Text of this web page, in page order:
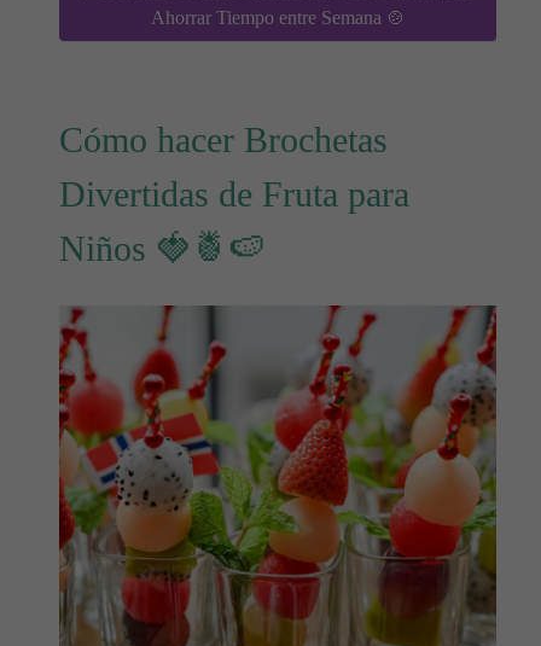
Ahorrar Tiempo entre Semana 🍲
Cómo hacer Brochetas
Divertidas de Fruta para
Niños 🍓🍍🍉